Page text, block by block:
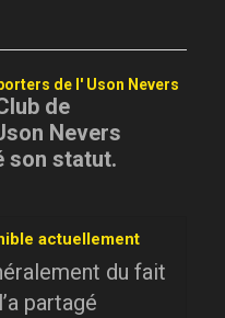
de l' Uson Nevers
de
Nevers
son statut.
actuellement
du fait
partagé